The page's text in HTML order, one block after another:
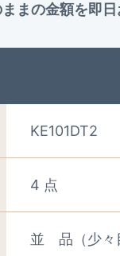
まの金額を即
KE101DT2
4 点
並 品（少々